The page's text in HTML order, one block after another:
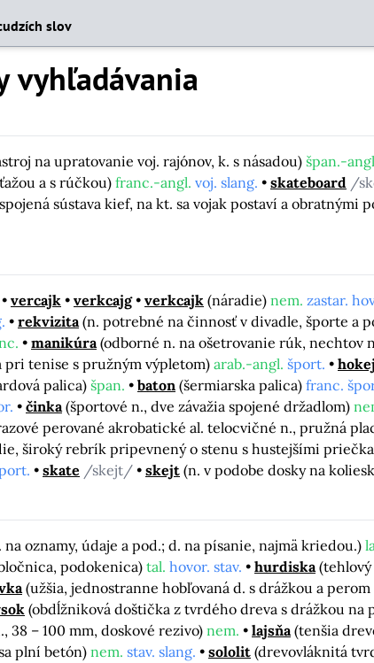
slov
vyhľadávania
na upratovanie voj. rajónov, k. s násadou) špan.-
a s rúčkou) franc.-angl. voj. slang. skateboard /
sústava kief, na kt. sa vojak postaví a obratnými
vercajk verkcajg verkcajk (náradie) nem. zastar.
rekvizita (n. potrebné na činnosť v divadle, športe a
manikúra (odborné n. na ošetrovanie rúk, nechtov
pri tenise s pružným výpletom) arab.-angl. šport.
palica)špan. baton (šermiarska palica) franc.
činka (športové n., dve závažia spojené držadlom)
perované akrobatické al. telocvičné n., pružná
široký rebrík pripevnený o stenu s hustejšími
skate /skejt/ skejt (n. v podobe dosky na
na oznamy, údaje a pod.; d. na písanie, najmä kriedou.)
podokenica) tal. hovor. stav. hurdiska
(užšia, jednostranne hobľovaná d. s drážkou a
(obdĺžniková doštička z tvrdého dreva s drážkou na
38 – 100 mm, doskové rezivo) nem. lajsňa (tenšia
plní betón) nem. stav. slang. sololit (drevovláknitá